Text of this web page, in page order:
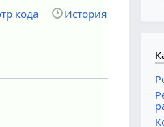
кода История